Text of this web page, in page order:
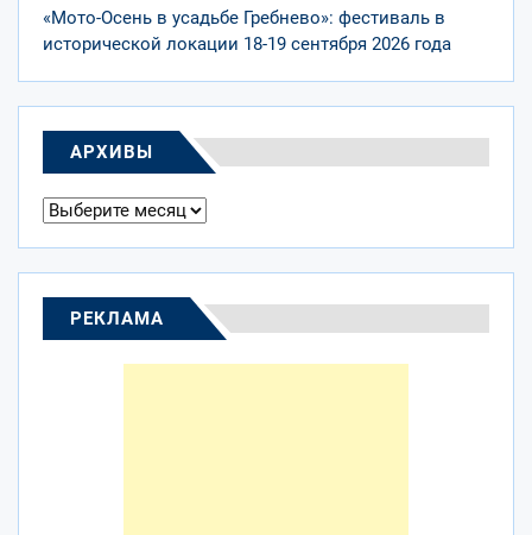
«Мото-Осень в усадьбе Гребнево»: фестиваль в
исторической локации 18-19 сентября 2026 года
АРХИВЫ
Архивы
РЕКЛАМА